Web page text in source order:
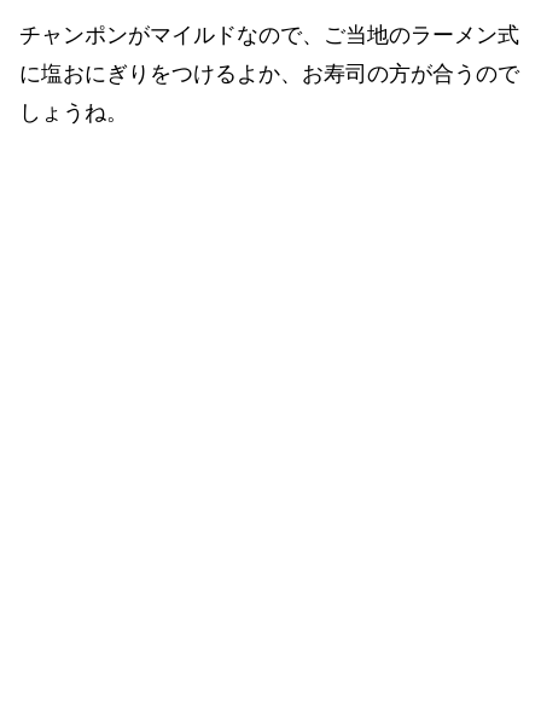
チャンポンがマイルドなので、ご当地のラーメン式
に塩おにぎりをつけるよか、お寿司の方が合うので
しょうね。